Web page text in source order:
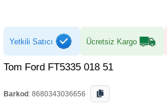
Yetkili Satıcı Ücretsiz Kargo
Tom Ford FT5335 018 51
Barkod : 8680343036656